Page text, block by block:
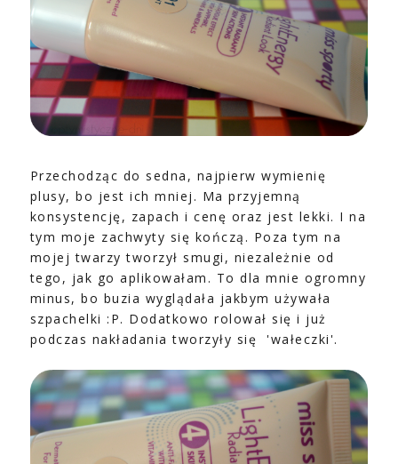
Przechodząc do sedna, najpierw wymienię
plusy, bo jest ich mniej. Ma przyjemną
konsystencję, zapach i cenę oraz jest lekki. I na
tym moje zachwyty się kończą. Poza tym na
mojej twarzy tworzył smugi, niezależnie od
tego, jak go aplikowałam. To dla mnie ogromny
minus, bo buzia wyglądała jakbym używała
szpachelki :P. Dodatkowo rolował się i już
podczas nakładania tworzyły się 'wałeczki'.